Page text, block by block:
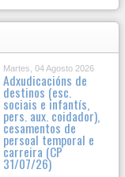
Martes, 04 Agosto 2026
Adxudicacións de
destinos (esc.
sociais e infantís,
pers. aux. coidador),
cesamentos de
persoal temporal e
carreira (CP
31/07/26)